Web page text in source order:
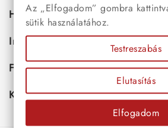
Hasznos
Információk
Fiókod
Kapcsolat
Az „Elfogadom” gombra
sütik használatához.
Testreszabás
Elutasítás
Elfogadom